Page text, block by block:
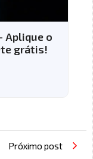
Aplique o
grátis!
Próximo post